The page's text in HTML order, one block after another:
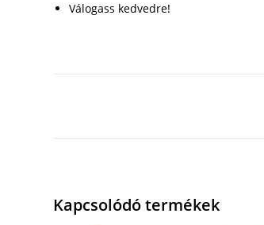
Válogass kedvedre!
Kapcsolódó termékek